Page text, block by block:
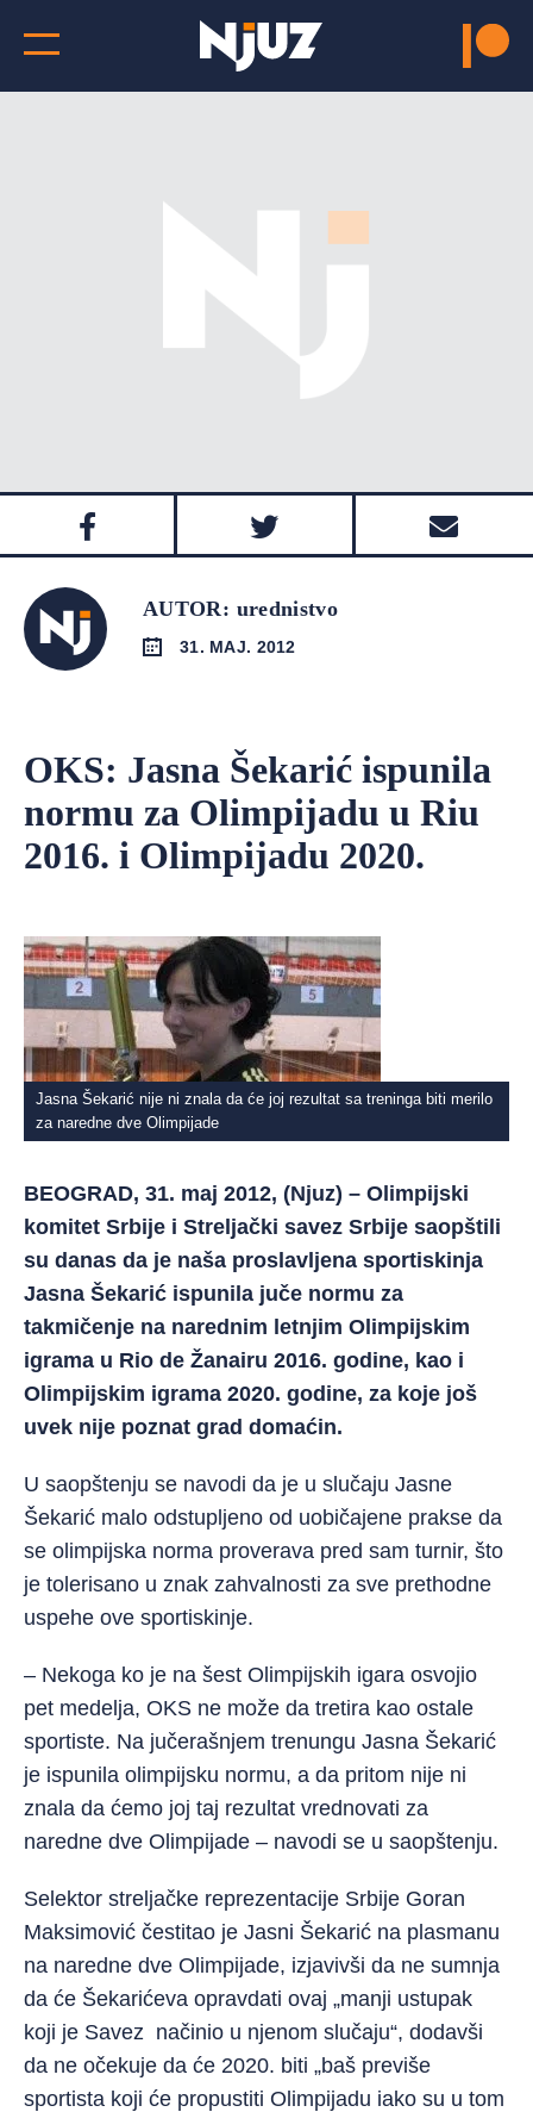
AUTOR: urednistvo
31. MAJ. 2012
OKS: Jasna Šekarić ispunila
normu za Olimpijadu u Riu
2016. i Olimpijadu 2020.
Jasna Šekarić nije ni znala da će joj rezultat sa treninga biti merilo
za naredne dve Olimpijade
BEOGRAD, 31. maj 2012, (Njuz) – Olimpijski
komitet Srbije i Streljački savez Srbije saopštili
su danas da je naša proslavljena sportiskinja
Jasna Šekarić ispunila juče normu za
takmičenje na narednim letnjim Olimpijskim
igrama u Rio de Žanairu 2016. godine, kao i
Olimpijskim igrama 2020. godine, za koje još
uvek nije poznat grad domaćin.
U saopštenju se navodi da je u slučaju Jasne
Šekarić malo odstupljeno od uobičajene prakse da
se olimpijska norma proverava pred sam turnir, što
je tolerisano u znak zahvalnosti za sve prethodne
uspehe ove sportiskinje.
– Nekoga ko je na šest Olimpijskih igara osvojio
pet medelja, OKS ne može da tretira kao ostale
sportiste. Na jučerašnjem trenungu Jasna Šekarić
je ispunila olimpijsku normu, a da pritom nije ni
znala da ćemo joj taj rezultat vrednovati za
naredne dve Olimpijade – navodi se u saopštenju.
Selektor streljačke reprezentacije Srbije Goran
Maksimović čestitao je Jasni Šekarić na plasmanu
na naredne dve Olimpijade, izjavivši da ne sumnja
da će Šekarićeva opravdati ovaj „manji ustupak
koji je Savez načinio u njenom slučaju“, dodavši
da ne očekuje da će 2020. biti „baš previše
sportista koji će propustiti Olimpijadu iako su u tom